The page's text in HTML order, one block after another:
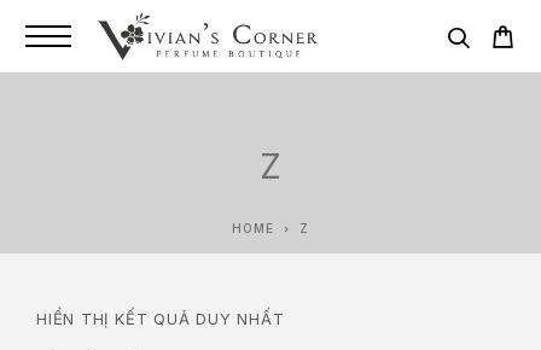
Z
HOME Z
HIỂN THỊ KẾT QUẢ DUY NHẤT